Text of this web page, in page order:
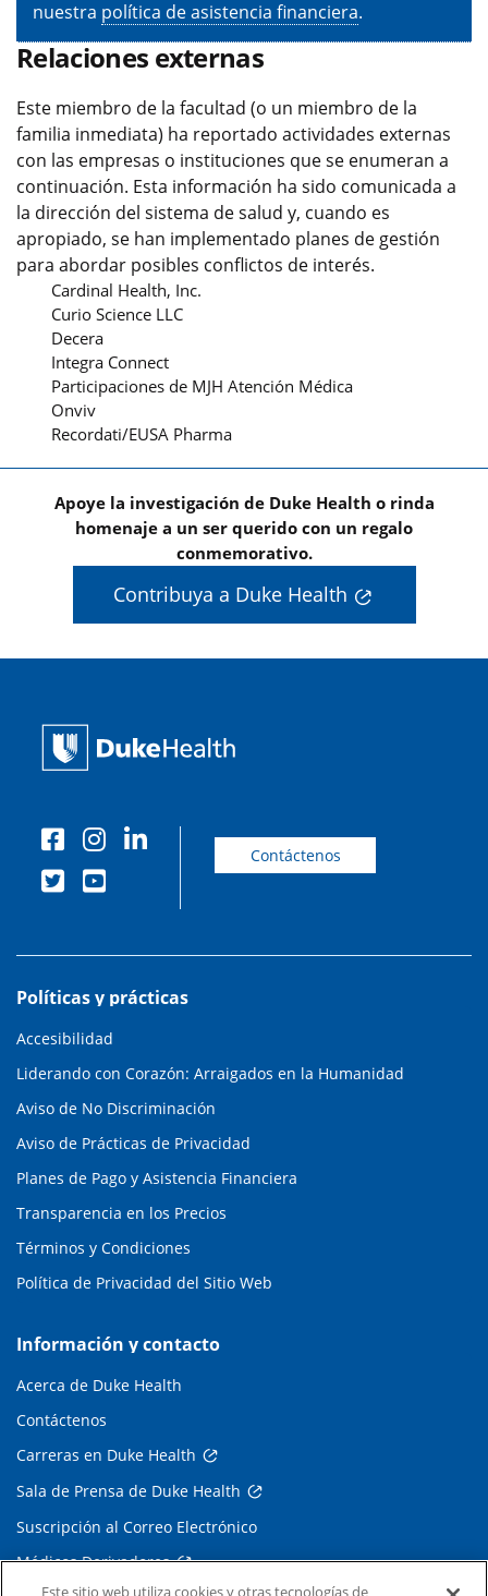
nuestra política de asistencia financiera.
Relaciones externas
Este miembro de la facultad (o un miembro de la
familia inmediata) ha reportado actividades externas
con las empresas o instituciones que se enumeran a
continuación. Esta información ha sido comunicada a
la dirección del sistema de salud y, cuando es
apropiado, se han implementado planes de gestión
para abordar posibles conflictos de interés.
Cardinal Health, Inc.
Curio Science LLC
Decera
Integra Connect
Participaciones de MJH Atención Médica
Onviv
Recordati/EUSA Pharma
Apoye la investigación de Duke Health o rinda
homenaje a un ser querido con un regalo
conmemorativo.
Contribuya a Duke Health
Contáctenos
Políticas y prácticas
Accesibilidad
Liderando con Corazón: Arraigados en la Humanidad
Aviso de No Discriminación
Aviso de Prácticas de Privacidad
Planes de Pago y Asistencia Financiera
Transparencia en los Precios
Términos y Condiciones
Política de Privacidad del Sitio Web
Información y contacto
Acerca de Duke Health
Contáctenos
Carreras en Duke Health
Sala de Prensa de Duke Health
Suscripción al Correo Electrónico
Médicos Derivadores
Este sitio web utiliza cookies y otras tecnologías de